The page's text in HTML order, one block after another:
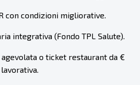
con condizioni migliorative.
integrativa (Fondo TPL Salute).
o ticket restaurant da €